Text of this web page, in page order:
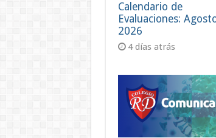
Calendario de
Evaluaciones:
2026
4 días atrás